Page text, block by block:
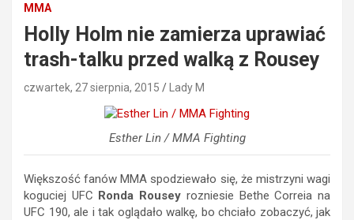
MMA
Holly Holm nie zamierza uprawiać
trash-talku przed walką z Rousey
czwartek, 27 sierpnia, 2015 Lady M
Esther Lin / MMA Fighting
Większość fanów MMA spodziewało się, że mistrzyni wagi
koguciej UFC Ronda Rousey rozniesie Bethe Correia na
UFC 190, ale i tak oglądało walkę, bo chciało zobaczyć, jak